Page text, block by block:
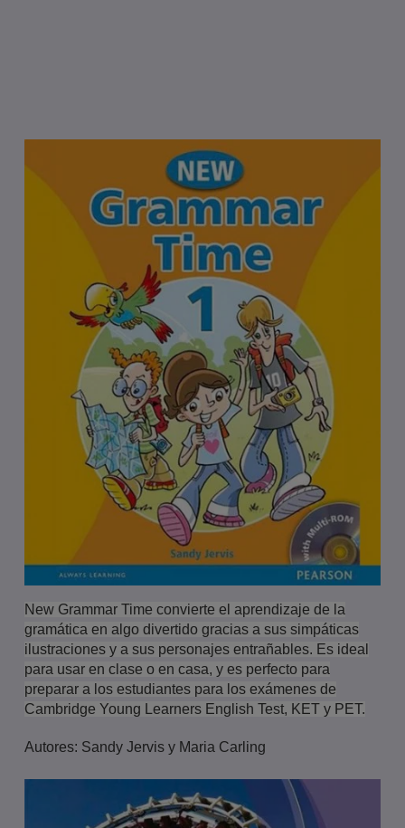
New Grammar Time convierte el aprendizaje de la
gramática en algo divertido gracias a sus simpáticas
ilustraciones y a sus personajes entrañables. Es ideal
para usar en clase o en casa, y es perfecto para
preparar a los estudiantes para los exámenes de
Cambridge Young Learners English Test, KET y PET.
Autores: Sandy Jervis y Maria Carling